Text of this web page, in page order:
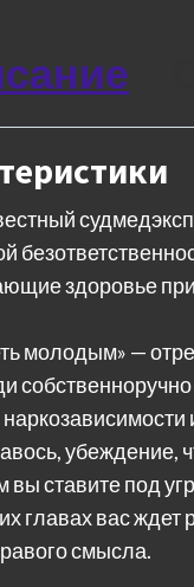
здоровье
молодым» —
убеждение,
ставите под
главах вас ждет
смысла.